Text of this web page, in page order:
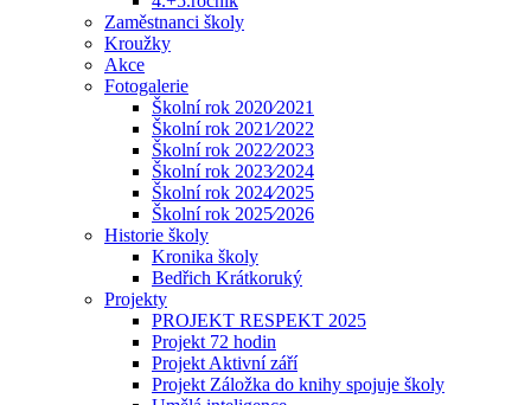
Zaměstnanci školy
Kroužky
Akce
Fotogalerie
Školní rok 2020⁄2021
Školní rok 2021⁄2022
Školní rok 2022⁄2023
Školní rok 2023⁄2024
Školní rok 2024⁄2025
Školní rok 2025⁄2026
Historie školy
Kronika školy
Bedřich Krátkoruký
Projekty
PROJEKT RESPEKT 2025
Projekt 72 hodin
Projekt Aktivní září
Projekt Záložka do knihy spojuje školy